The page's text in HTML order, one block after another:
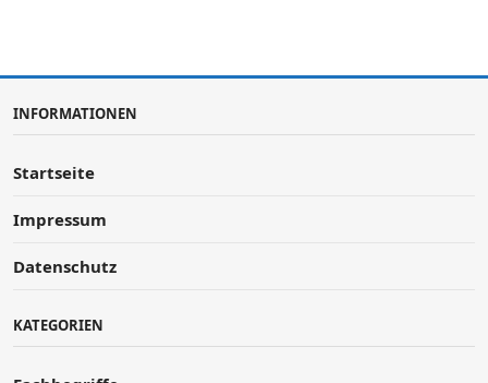
INFORMATIONEN
Startseite
Impressum
Datenschutz
KATEGORIEN